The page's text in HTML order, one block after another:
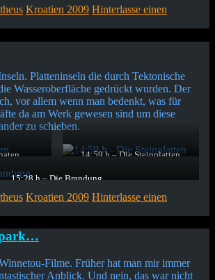
der im Bild sichtbaren Bank
bekommen.
gestaltet und lädt zum
Kroatien 2009 Hinterlasse einen
Platteninseln die durch Tektonische
Wasseroberfläche gedrückt wurden. Der
vor allem wenn man bedenkt, was für
da am Werk gewesen sind um diese
zu schieben.
100
14:59 h – Die Steinplatten
15:28 h – Die Brandung
formen kann.
Kroatien 2009 Hinterlasse einen
Filme. Früher hat man mir immer
Anblick. Und nein, das war nicht